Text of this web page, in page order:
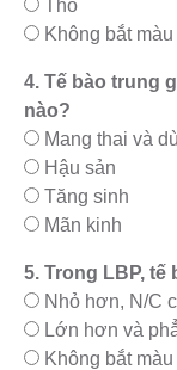
Thô
Không bắt màu
4. Tế bào trung
nào?
Mang thai và
Hậu sản
Tăng sinh
Mãn kinh
5. Trong LBP,
Nhỏ hơn, N/C
Lớn hơn và
Không bắt màu